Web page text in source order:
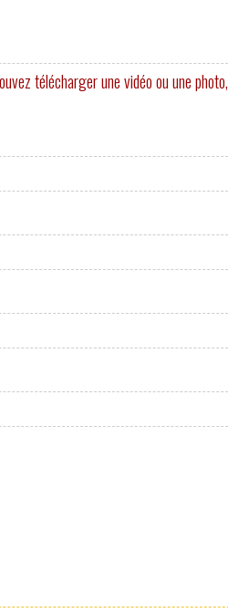
télécharger une vidéo ou une photo,